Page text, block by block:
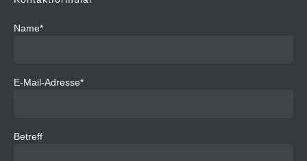
Name*
E-Mail-Adresse*
Betreff